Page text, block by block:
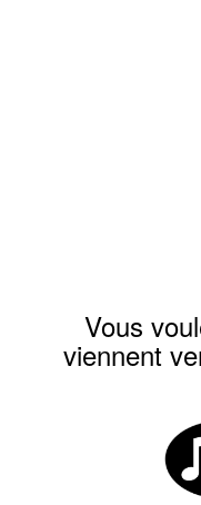
Vous
viennent